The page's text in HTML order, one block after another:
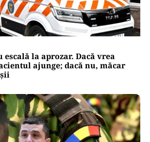
escală la aprozar. Dacă vrea
ajunge; dacă nu, măcar